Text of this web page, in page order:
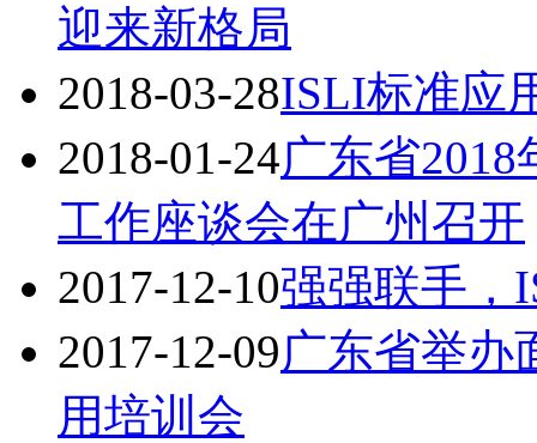
迎来新格局
2018-03-28ISLI标准应
2018-01-24广东省
工作座谈会在广州召开
2017-12-10强强联手，
2017-12-09广东省举办
用培训会